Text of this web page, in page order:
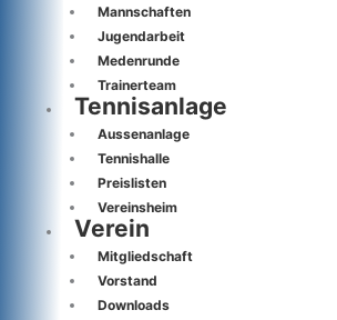
Mannschaften
Jugendarbeit
Medenrunde
Trainerteam
Tennisanlage
Aussenanlage
Tennishalle
Preislisten
Vereinsheim
Verein
Mitgliedschaft
Vorstand
Downloads